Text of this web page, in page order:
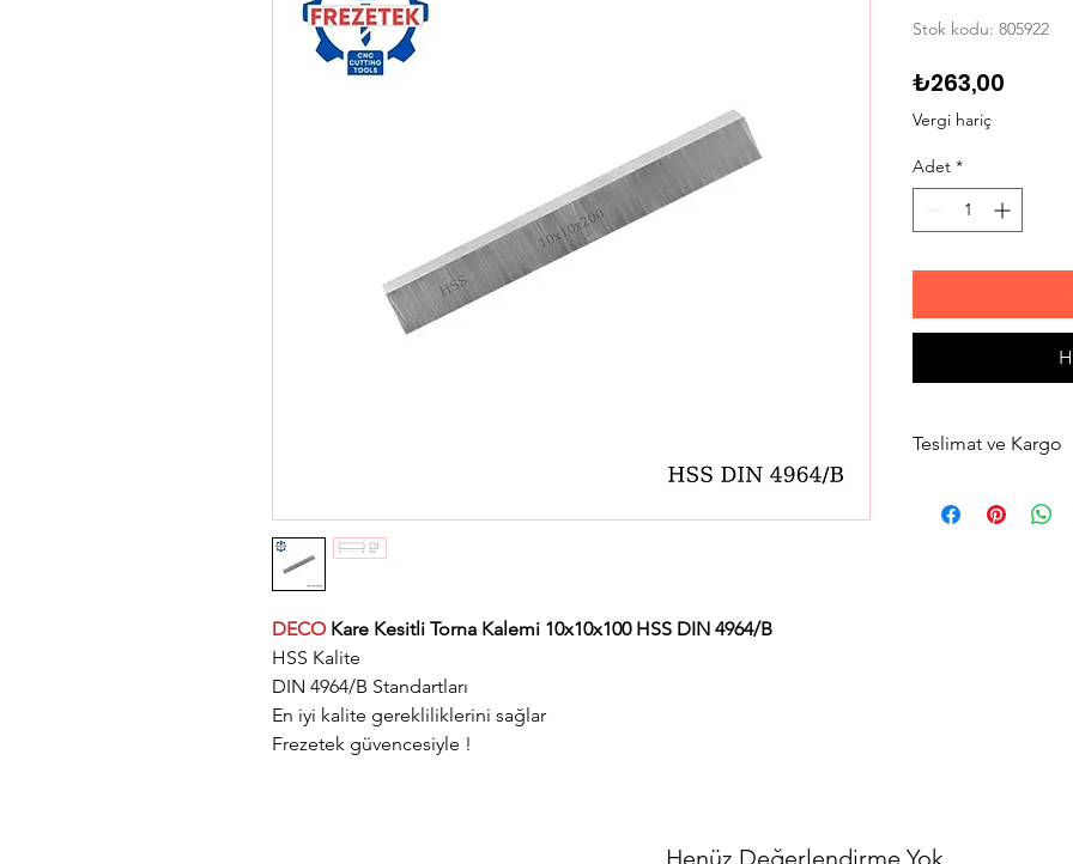
DECOKare Kesitli Torna Kalemi 10x10x100 HSS DIN 4964/B
HSS Kalite
DIN 4964/B Standartları
En iyi kalite gerekliliklerini sağlar
Frezetek güvencesiyle !
Stok kodu: 805922
₺263,00
Vergi hariç
Adet *
Teslimat ve Kargo
gün içerisinde
Henüz Değerlendirme Yok